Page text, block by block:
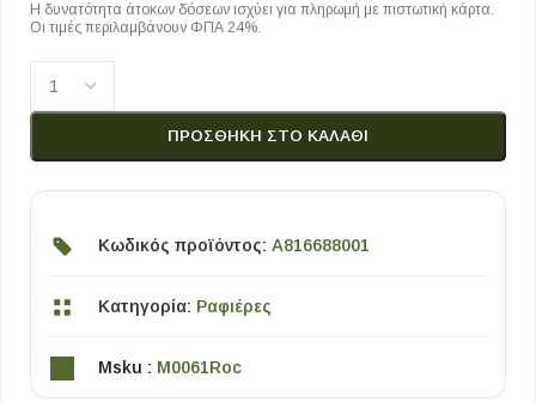
Η δυνατότητα άτοκων δόσεων ισχύει για πληρωμή με πιστωτική κάρτα.
Οι τιμές περιλαμβάνουν ΦΠΑ 24%.
ΠΡΟΣΘΉΚΗ ΣΤΟ ΚΑΛΆΘΙ
Κωδικός προϊόντος: A816688001
Κατηγορία: Ραφιέρες
Msku : M0061Roc